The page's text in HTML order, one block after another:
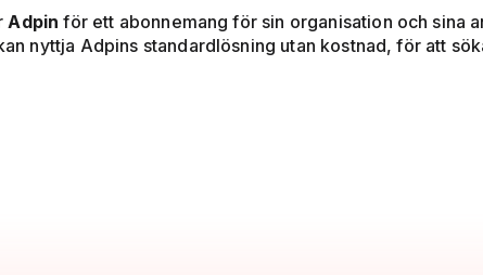
Adpin för ett abonnemang för sin organisation och sina
nyttja Adpins standardlösning utan kostnad, för att